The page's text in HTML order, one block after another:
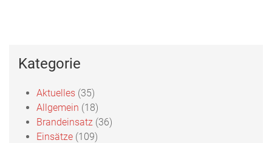
Kategorie
Aktuelles (35)
Allgemein (18)
Brandeinsatz (36)
Einsätze (109)